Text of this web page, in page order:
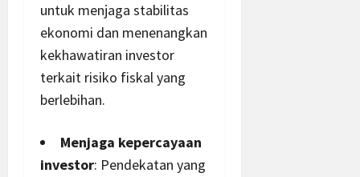
untuk menjaga stabilitas
ekonomi dan menenangkan
kekhawatiran investor
terkait risiko fiskal yang
berlebihan.
Menjaga kepercayaan
investor: Pendekatan yang